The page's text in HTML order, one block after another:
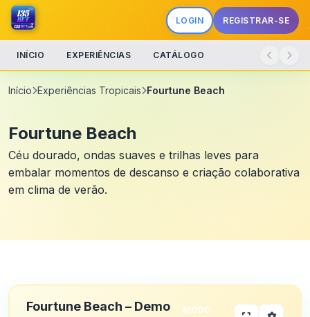
LOGIN REGISTRAR-SE
INÍCIO EXPERIÊNCIAS CATÁLOGO
Início Experiências Tropicais Fourtune Beach
Fourtune Beach
Céu dourado, ondas suaves e trilhas leves para
embalar momentos de descanso e criação colaborativa
em clima de verão.
Fourtune Beach – Demo
MODO